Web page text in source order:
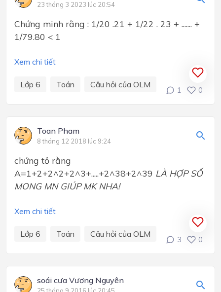
23 tháng 3 2023 lúc 20:54
Chứng minh rằng : 1/20 .21 + 1/22 . 23 + ....... +
1/79.80 < 1
Xem chi tiết
Lớp 6 Toán Câu hỏi của OLM
1 0
Toan Pham
8 tháng 12 2018 lúc 9:24
chứng tỏ rằng
A=1+2+2^2+2^3+.....+2^38+2^39 LÀ HỢP SỐ
MONG MN GIÚP MK NHA!
Xem chi tiết
Lớp 6 Toán Câu hỏi của OLM
3 0
soái cưa Vương Nguyên